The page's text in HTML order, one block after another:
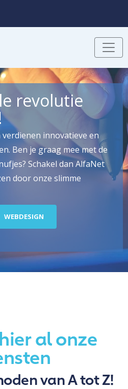
revolutie
innovatieve en
Ben je graag mee met de
Schakel dan AlfaNet
door onze slimme
WEBDESIGN
al onze
van A tot Z!